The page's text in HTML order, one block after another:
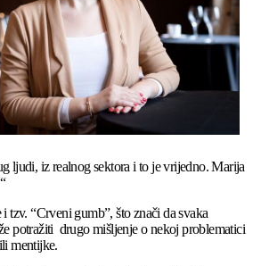
ljudi, iz realnog sektora i to je vrijedno. Marija
tzv. “Crveni gumb”, što znači da svaka
potražiti drugo mišljenje o nekoj problematici
mentijke.